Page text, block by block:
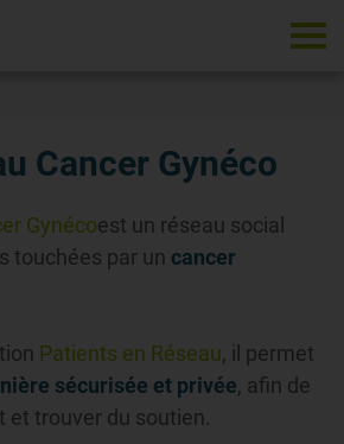
Cancer Gynéco
Gynécoest un réseau social
touchées par un cancer
Patients en Réseau, il permet
sécurisée et privée, afin de
et trouver du soutien.